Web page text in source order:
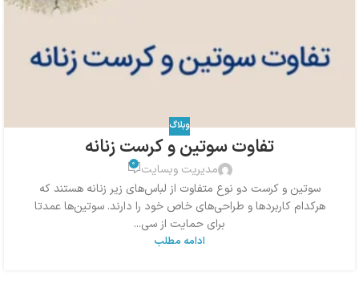
وبلاگ
تفاوت سوتین و کرست زنانه
مدیریت وبسایت 0
سوتین و کرست دو نوع متفاوت از لباس‌های زیر زنانه هستند که
هرکدام کاربردها و طراحی‌های خاص خود را دارند. سوتین‌ها عمدتا
برای حمایت از سی...
ادامه مطلب